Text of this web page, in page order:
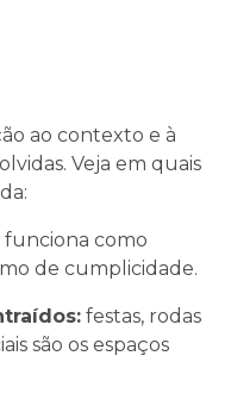
ao contexto e à
Veja em quais
funciona como
de cumplicidade.
festas, rodas
são os espaços